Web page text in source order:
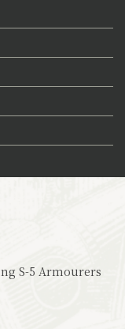
S-5 Armourers